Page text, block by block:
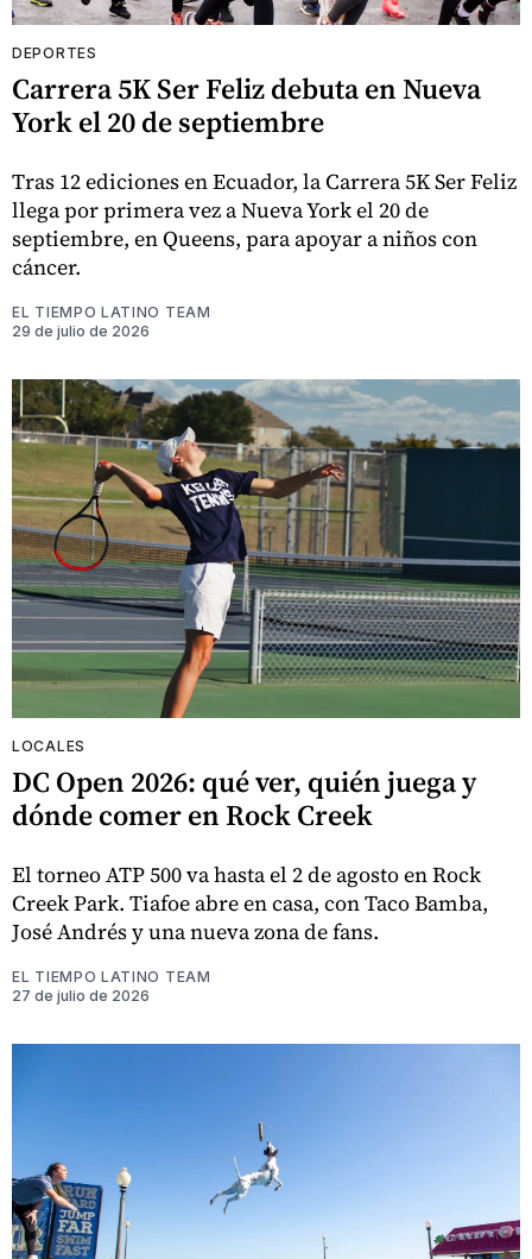
DEPORTES
Carrera 5K Ser Feliz debuta en Nueva
York el 20 de septiembre
Tras 12 ediciones en Ecuador, la Carrera 5K Ser Feliz
llega por primera vez a Nueva York el 20 de
septiembre, en Queens, para apoyar a niños con
cáncer.
EL TIEMPO LATINO TEAM
29 de julio de 2026
LOCALES
DC Open 2026: qué ver, quién juega y
dónde comer en Rock Creek
El torneo ATP 500 va hasta el 2 de agosto en Rock
Creek Park. Tiafoe abre en casa, con Taco Bamba,
José Andrés y una nueva zona de fans.
EL TIEMPO LATINO TEAM
27 de julio de 2026